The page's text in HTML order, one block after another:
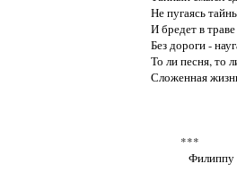
Не пугаясь
И бредет в
Без дороги -
То ли песня, то
Сложенная
           ***